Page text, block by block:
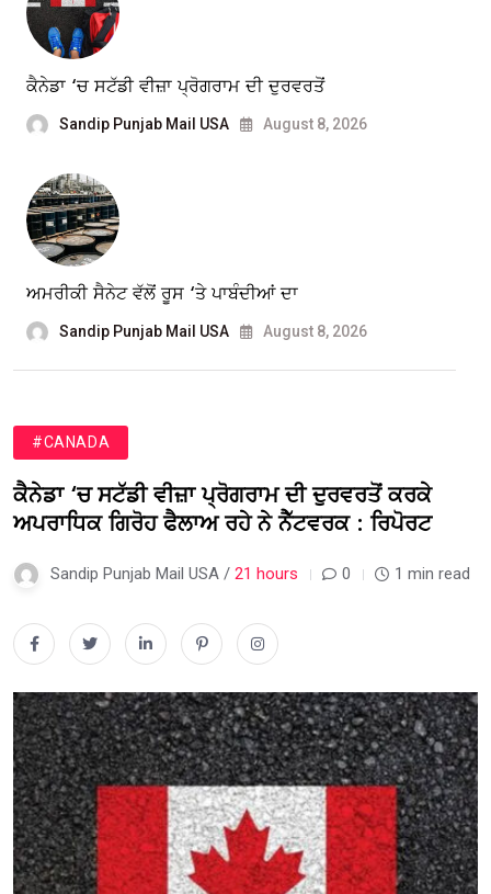
ਕੈਨੇਡਾ ‘ਚ ਸਟੱਡੀ ਵੀਜ਼ਾ ਪ੍ਰੋਗਰਾਮ ਦੀ ਦੁਰਵਰਤੋਂ
Sandip Punjab Mail USA August 8, 2026
ਅਮਰੀਕੀ ਸੈਨੇਟ ਵੱਲੋਂ ਰੂਸ ‘ਤੇ ਪਾਬੰਦੀਆਂ ਦਾ
Sandip Punjab Mail USA August 8, 2026
#CANADA
ਕੈਨੇਡਾ ‘ਚ ਸਟੱਡੀ ਵੀਜ਼ਾ ਪ੍ਰੋਗਰਾਮ ਦੀ ਦੁਰਵਰਤੋਂ ਕਰਕੇ
ਅਪਰਾਧਿਕ ਗਿਰੋਹ ਫੈਲਾਅ ਰਹੇ ਨੇ ਨੈੱਟਵਰਕ : ਰਿਪੋਰਟ
Sandip Punjab Mail USA / 21 hours 0 1 min read